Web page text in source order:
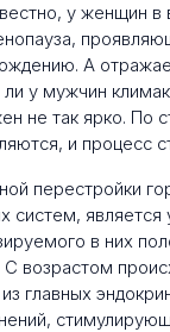
у женщин в
А
ли у мужчин
не так ярко. По
и процесс
перестройки
систем, является
в них
С возрастом
главных